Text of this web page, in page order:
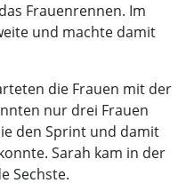
Frauenrennen. Im
und machte damit
die Frauen mit der
nur drei Frauen
den Sprint und damit
Sarah kam in der
Sechste.